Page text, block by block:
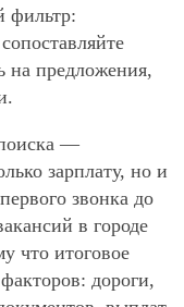
фильтр:
на предложения,
—
зарплату, но и
звонка до
в городе
что итоговое
дороги,